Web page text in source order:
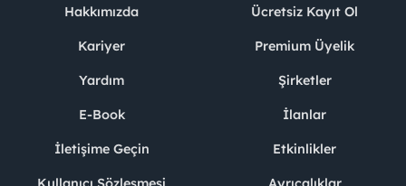
Hakkımızda
Kariyer
Yardım
E-Book
İletişime Geçin
Ücretsiz Kayıt Ol
Premium Üyelik
Şirketler
İlanlar
Etkinlikler